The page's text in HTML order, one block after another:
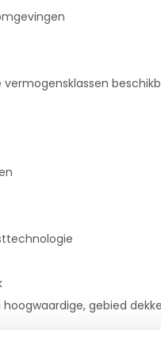
gebied